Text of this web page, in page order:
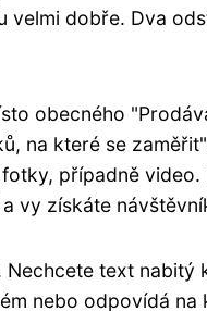
dobře. Dva
obecného
na které se
případně
vy získáte
text
nebo odpovídá